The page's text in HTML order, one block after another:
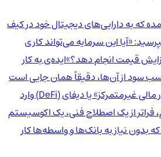
که به دارایی‌های دیجیتال خود در کیف
«آیا این سرمایه می‌تواند کاری
قیمت انجام دهد؟»ایده‌ی به کار
سود از آن‌ها، دقیقاً همان جایی است
که دنیای هیجان‌انگیز «امور مالی غیرمتمرکز» یا دیفای (DeFi) وارد
از یک اصطلاح فنی، یک اکوسیستم
نیاز به بانک‌ها و واسطه‌ها کار